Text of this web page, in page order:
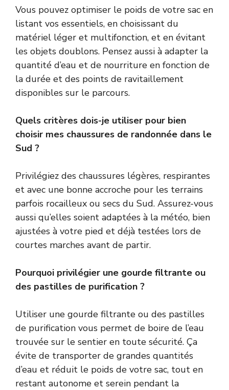
Vous pouvez optimiser le poids de votre sac en
listant vos essentiels, en choisissant du
matériel léger et multifonction, et en évitant
les objets doublons. Pensez aussi à adapter la
quantité d’eau et de nourriture en fonction de
la durée et des points de ravitaillement
disponibles sur le parcours.
Quels critères dois-je utiliser pour bien
choisir mes chaussures de randonnée dans le
Sud ?
Privilégiez des chaussures légères, respirantes
et avec une bonne accroche pour les terrains
parfois rocailleux ou secs du Sud. Assurez-vous
aussi qu’elles soient adaptées à la météo, bien
ajustées à votre pied et déjà testées lors de
courtes marches avant de partir.
Pourquoi privilégier une gourde filtrante ou
des pastilles de purification ?
Utiliser une gourde filtrante ou des pastilles
de purification vous permet de boire de l’eau
trouvée sur le sentier en toute sécurité. Ça
évite de transporter de grandes quantités
d’eau et réduit le poids de votre sac, tout en
restant autonome et serein pendant la